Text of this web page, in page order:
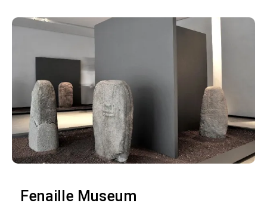
Fenaille Museum